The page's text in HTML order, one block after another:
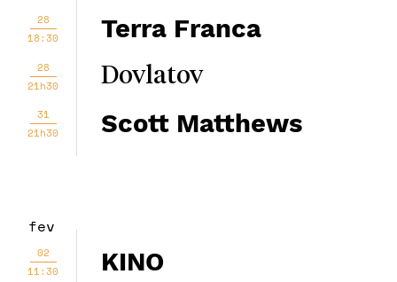
28
18:30
Terra Franca
28
21h30
Dovlatov
31
21h30
Scott Matthews
fev
02
11:30
KINO